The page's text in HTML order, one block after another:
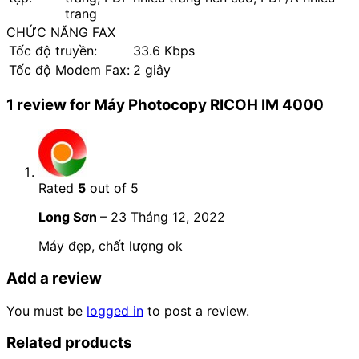
trang
CHỨC NĂNG FAX
Tốc độ truyền:
33.6 Kbps
Tốc độ Modem Fax: 2 giây
1 review for Máy Photocopy RICOH IM 4000
Rated 5 out of 5
Long Sơn – 23 Tháng 12, 2022
Máy đẹp, chất lượng ok
Add a review
You must be logged in to post a review.
Related products